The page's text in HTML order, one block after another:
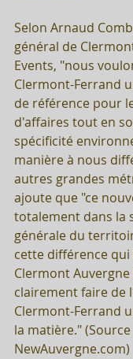
Selon Arnaud
général de
Events, "nous
Clermont-Ferrand
de référence pour
d'affaires tout en
spécificité
manière à nous
autres grandes
ajoute que "ce
totalement dans la
générale du
cette différence
Clermont Auvergne
clairement faire de
Clermont-Ferrand
la matière." (Source
NewAuvergne.com)